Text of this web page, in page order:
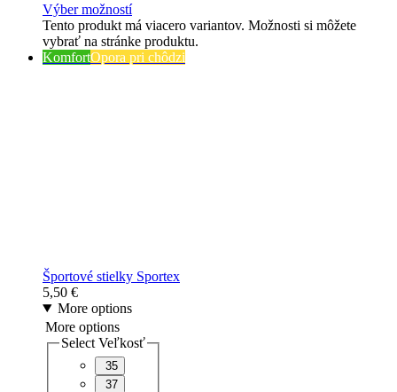
Výber možností
Tento produkt má viacero variantov. Možnosti si môžete
vybrať na stránke produktu.
KomfortOpora pri chôdzi
Športové stielky Sportex
5,50 €
More options
More options
Select Veľkosť
35
37